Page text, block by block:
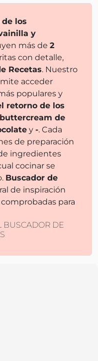
los
y
más de 2
con detalle,
Recetas. Nuestro
acceder
populares y
retorno de los
de
y -. Cada
de preparación
ingredientes
cocinar se
Buscador de
de inspiración
para
BUSCADOR DE